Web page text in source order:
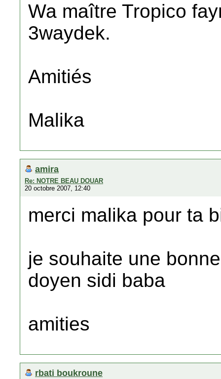
Wa maître Tropico
3waydek.
Amitiés
Malika
amira
Re: NOTRE BEAU DOUAR
20 octobre 2007, 12:40
merci malika pour ta
je souhaite une
doyen sidi baba
amities
rbati boukroune